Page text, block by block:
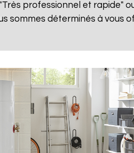
professionnel et rapide"
sommes déterminés à vous